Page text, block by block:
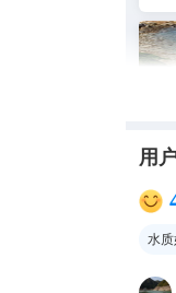
用
水